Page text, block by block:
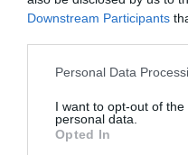
Downstream Participants
Personal Data
I want to opt-out of
personal data.
Opted In
Pamela Anderson.
shares why she